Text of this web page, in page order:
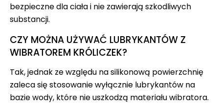
bezpieczne dla ciała i nie zawierają szkodliwych
substancji.
CZY MOŻNA UŻYWAĆ LUBRYKANTÓW Z
WIBRATOREM KRÓLICZEK?
Tak, jednak ze względu na silikonową powierzchnię
zaleca się stosowanie wyłącznie lubrykantów na
bazie wody, które nie uszkodzą materiału wibratora.